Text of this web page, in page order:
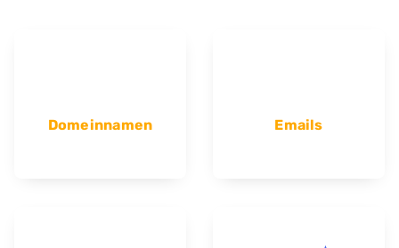
Domeinnamen Emails